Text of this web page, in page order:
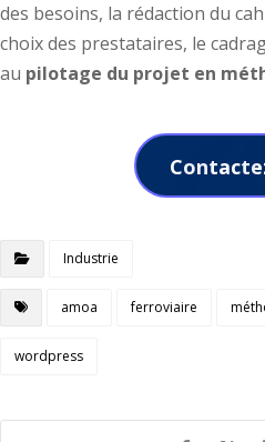
des besoins, la rédaction du
choix des prestataires, le
au pilotage du projet en
Industrie
amoa ferroviaire
wordpress